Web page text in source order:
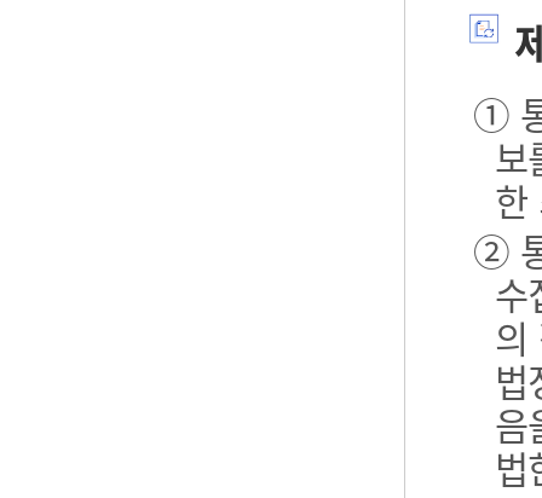
①
보
한
②
수
의
음